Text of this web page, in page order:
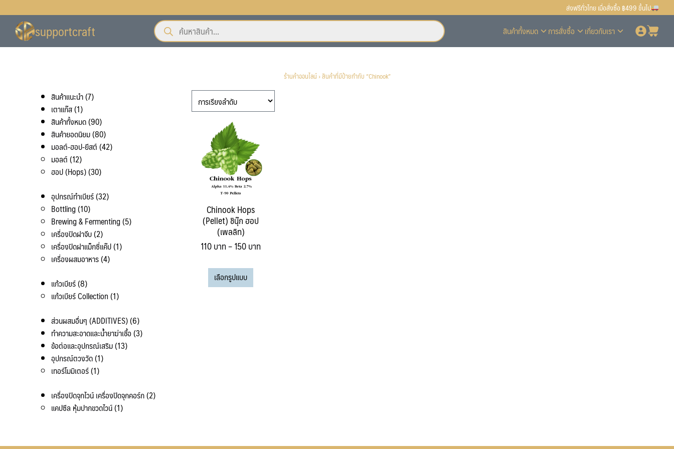
to
content
ส่งฟรีทั่วไทย เมื่อสั่งซื้อ ฿499 ขึ้นไป
supportcraft Products
search สินค้าทั้งหมด การสั่งซื้อ เกี่ยวกับเรา
ร้านค้าออนไลน์›สินค้าที่มีป้ายกำกับ “Chinook”
สินค้าแนะนำ 77
เตาแก๊ส 11
สินค้า
สินค้าทั้งหมด 9090
สินค้า
สินค้ายอดนิยม 8080
สินค้า
มอลต์-ฮอป-ยีสต์ 4242
มอลต์ 1212
สินค้า
ฮอป (Hops) 3030
อุปกรณ์ทำเบียร์ 3232
Bottling 1010
สินค้า
Brewing & Fermenting 55
เครื่องปิดฝาจีบ 22
สินค้า
เครื่องปิดฝาแม็กซี่แค๊ป 11
เครื่องผสมอาหาร 44
แก้วเบียร์ 88
สินค้า
แก้วเบียร์ Collection 11
ส่วนผสมอื่นๆ (ADDITIVES) 66
สินค้า
ทำความสะอาดและน้ำยาฆ่าเชื้อ 33
ข้อต่อและอุปกรณ์เสริม 1313
อุปกรณ์ตวงวัด 11
เทอร์โมมิเตอร์ 11
เครื่องปิดจุกไวน์ เครื่องปิดจุกคอร์ก 22
แคปซีล หุ้มปากขวดไวน์ 11
Chinook Hops
(Pellet) ชินุ๊ก ฮอป
(เพลลิท)
110บาท–150บาทPrice
เลือกรูปแบบ
This